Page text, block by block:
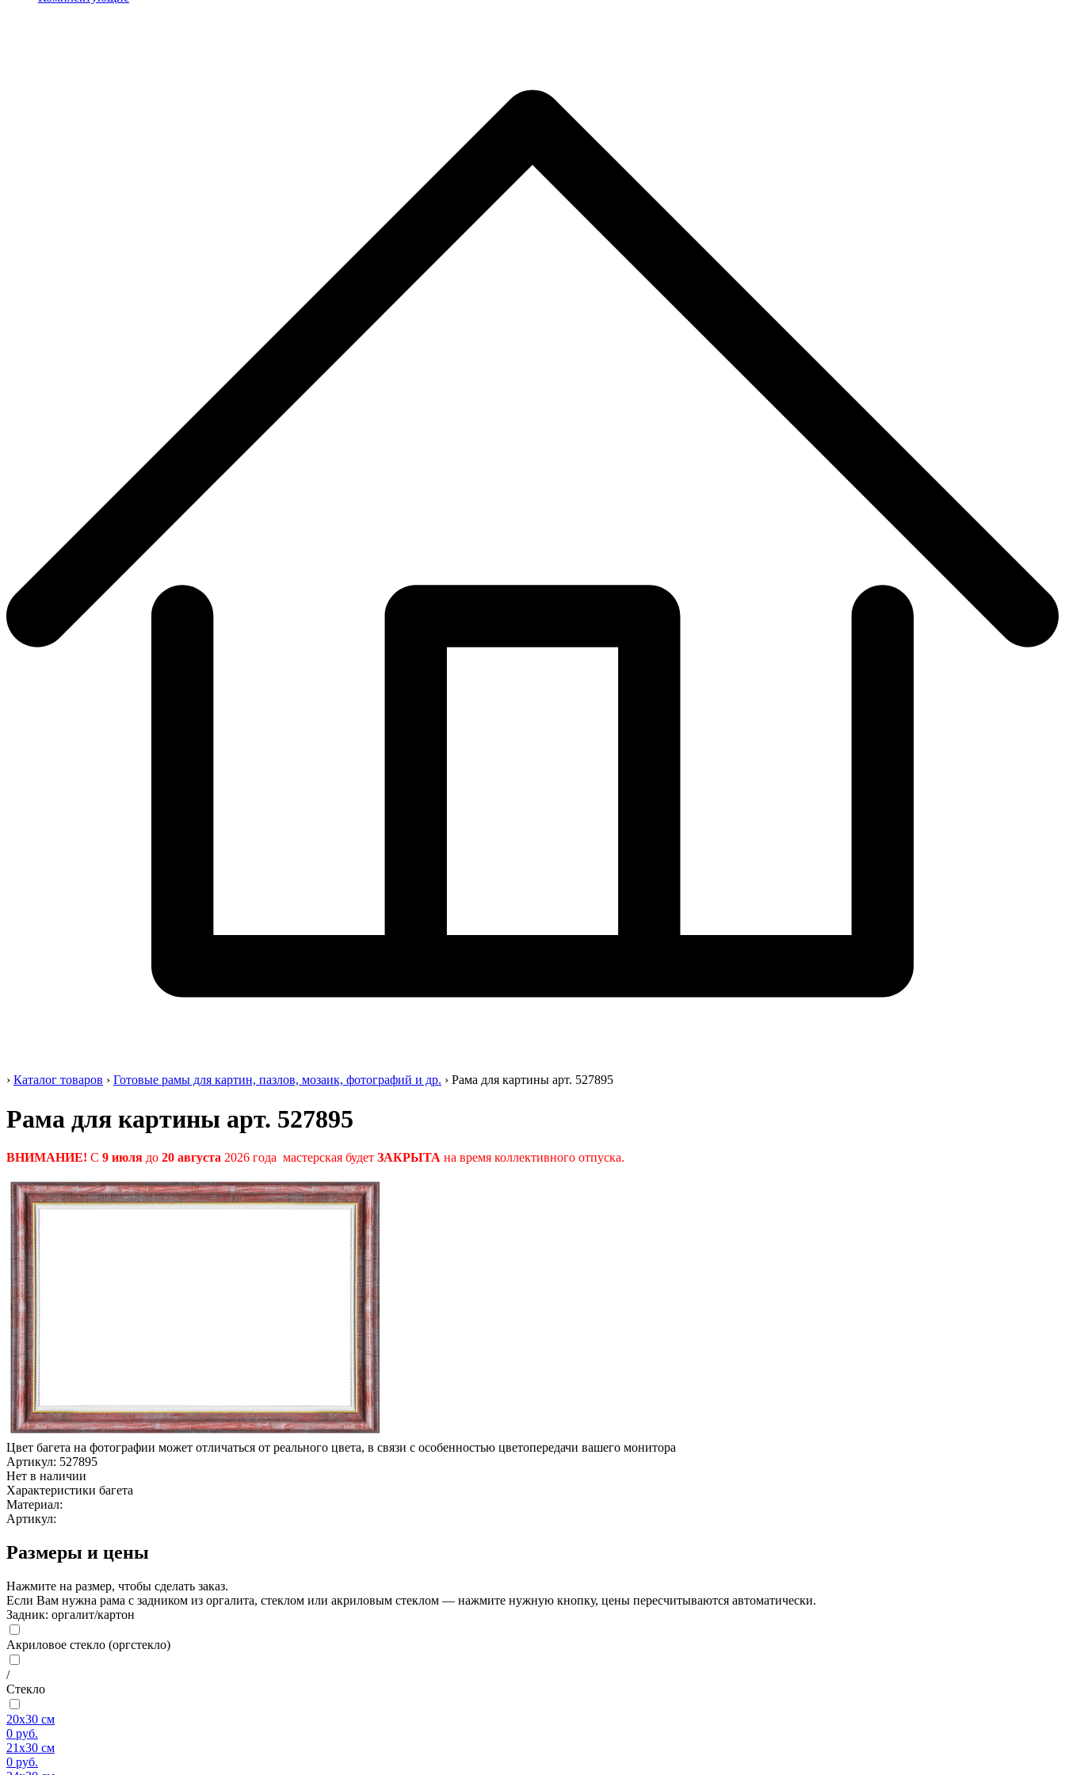
› Каталог товаров › Готовые рамы для картин, пазлов, мозаик, фотографий и др. › Рама для картины арт. 527895
Рама для картины арт. 527895
ВНИМАНИЕ! С 9 июля до 20 августа 2026 года мастерская будет ЗАКРЫТА на время коллективного отпуска.
Цвет багета на фотографии может отличаться от реального цвета, в связи с особенностью цветопередачи вашего монитора
Артикул: 527895
Нет в наличии
Характеристики багета
Материал:
Артикул:
Размеры и цены
Нажмите на размер, чтобы сделать заказ.
Если Вам нужна рама с задником из оргалита, стеклом или акриловым стеклом — нажмите нужную кнопку, цены пересчитываются автоматически.
Задник: оргалит/картон
Акриловое стекло (оргстекло)
/
Стекло
20x30 см
0 руб.
21x30 см
0 руб.